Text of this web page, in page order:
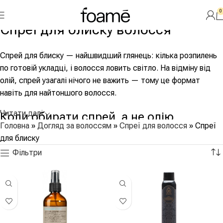
0
Спреї для блиску волосся
Спрей для блиску — найшвидший глянець: кілька розпилень
по готовій укладці, і волосся ловить світло. На відміну від
олій, спрей узагалі нічого не важить — тому це формат
навіть для найтоншого волосся.
Коли обирати спрей, а не олію
Якщо волосся тонке і будь-яка олія забирає об’єм; якщо
блиск потрібен поверх зачіски, яку не можна чіпати руками;
Насиченіший глянець із доглядовим бонусом — це вже
олій для блиску
Як застосовувати
Читати далі
Головна » Догляд за волоссям » Спреї для волосся » Спреї
для блиску
Фільтри